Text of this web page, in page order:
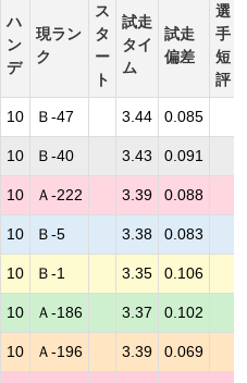
ハ
ン
デ
現ラン
ク
ス
タ
ー
ト
試走
タイ
ム
試走
偏差
選
手
短
評
10 Ｂ-47 3.44 0.085
10 Ｂ-40 3.43 0.091
10 Ａ-222 3.39 0.088
10 Ｂ-5 3.38 0.083
10 Ｂ-1 3.35 0.106
10 Ａ-186 3.37 0.102
10 Ａ-196 3.39 0.069